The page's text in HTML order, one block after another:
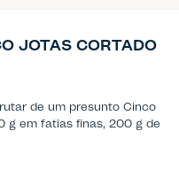
JOTAS CORTADO
de um presunto Cinco
g em fatias finas, 200 g de